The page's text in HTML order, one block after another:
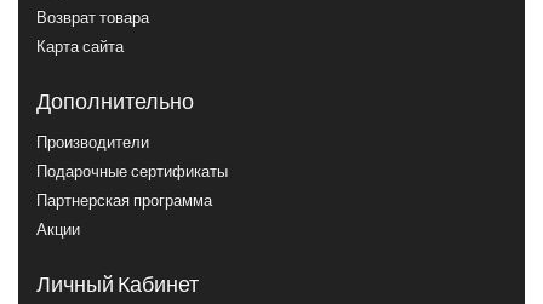
Возврат товара
Карта сайта
Дополнительно
Производители
Подарочные сертификаты
Партнерская программа
Акции
Личный Кабинет